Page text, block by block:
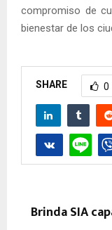
compromiso de
bienestar de los
SHARE 0
Brinda SIA